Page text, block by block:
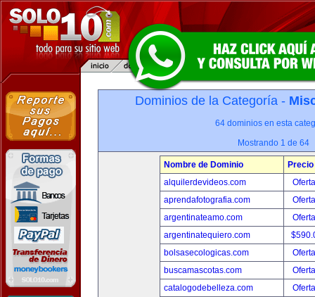
Dominios de la Categoría -
64 dominios en esta
Mostrando 1 de 64
Nombre de Dominio
Precio
alquilerdevideos.com
aprendafotografia.com
argentinateamo.com
argentinatequiero.com
bolsasecologicas.com
buscamascotas.com
catalogodebelleza.com